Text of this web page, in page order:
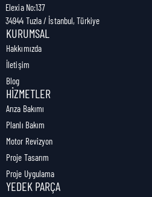
Elexia No:137
34944 Tuzla / İstanbul, Türkiye
KURUMSAL
Hakkımızda
İletişim
Blog
HIZMETLER
Arıza Bakımı
Planlı Bakım
Motor Revizyon
Proje Tasarım
Proje Uygulama
YEDEK PARÇA